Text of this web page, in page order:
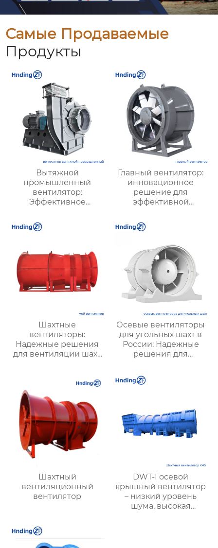
Самые Продаваемые
Продукты
Вытяжной
промышленный
вентилятор:
Эффективное
надежной вентиляции
Главный вентилятор:
инновационное
решение для
эффективной
оптимизации работы
Шахтные
вентиляторы:
Надежные решения
для вентиляции шахт
Осевые вентиляторы
для угольных шахт в
России: Надежные
решения для
вентиляции и
безопасности
Шахтный
вентиляционный
вентилятор
DWT-I осевой
крышный вентилятор
– низкий уровень
шума, высокая